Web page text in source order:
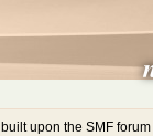
upon the SMF